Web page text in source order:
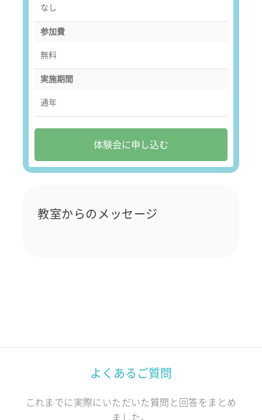
なし
参加費
無料
実施期間
通年
体験会に申し込む
教室からのメッセージ
よくあるご質問
これまでに実際にいただいた質問と回答をまとめ
ました。